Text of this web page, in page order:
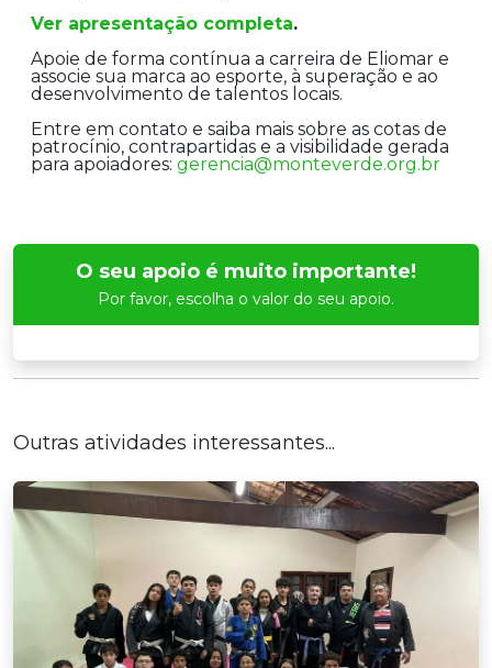
Ver apresentação completa.
Apoie de forma contínua a carreira de Eliomar e
associe sua marca ao esporte, à superação e ao
desenvolvimento de talentos locais.
Entre em contato e saiba mais sobre as cotas de
patrocínio, contrapartidas e a visibilidade gerada
para apoiadores: gerencia@monteverde.org.br
O seu apoio é muito importante!
Por favor, escolha o valor do seu apoio.
Outras atividades interessantes...